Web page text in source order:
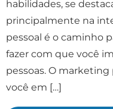
habilidades, se
principalmente na
pessoal é o caminho
fazer com que você
pessoas. O
você em […]